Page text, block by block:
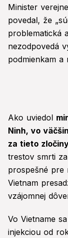
Minister
povedal, že
problematická
nezodpovedá
podmienkam a
Ako uviedol
Ninh, vo
za tieto
trestov smrti
prospešné pre
Vietnam
vzájomnej
Vo Vietname
injekciou od